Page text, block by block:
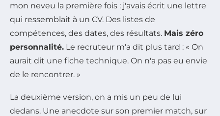
mon neveu la première fois : j'avais écrit une lettre
qui ressemblait à un CV. Des listes de
compétences, des dates, des résultats. Mais zéro
personnalité. Le recruteur m'a dit plus tard : « On
aurait dit une fiche technique. On n'a pas eu envie
de le rencontrer. »
La deuxième version, on a mis un peu de lui
dedans. Une anecdote sur son premier match, sur